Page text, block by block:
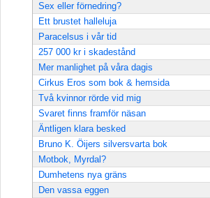
Sex eller förnedring?
Ett brustet halleluja
Paracelsus i vår tid
257 000 kr i skadestånd
Mer manlighet på våra dagis
Cirkus Eros som bok & hemsida
Två kvinnor rörde vid mig
Svaret finns framför näsan
Äntligen klara besked
Bruno K. Öijers silversvarta bok
Motbok, Myrdal?
Dumhetens nya gräns
Den vassa eggen